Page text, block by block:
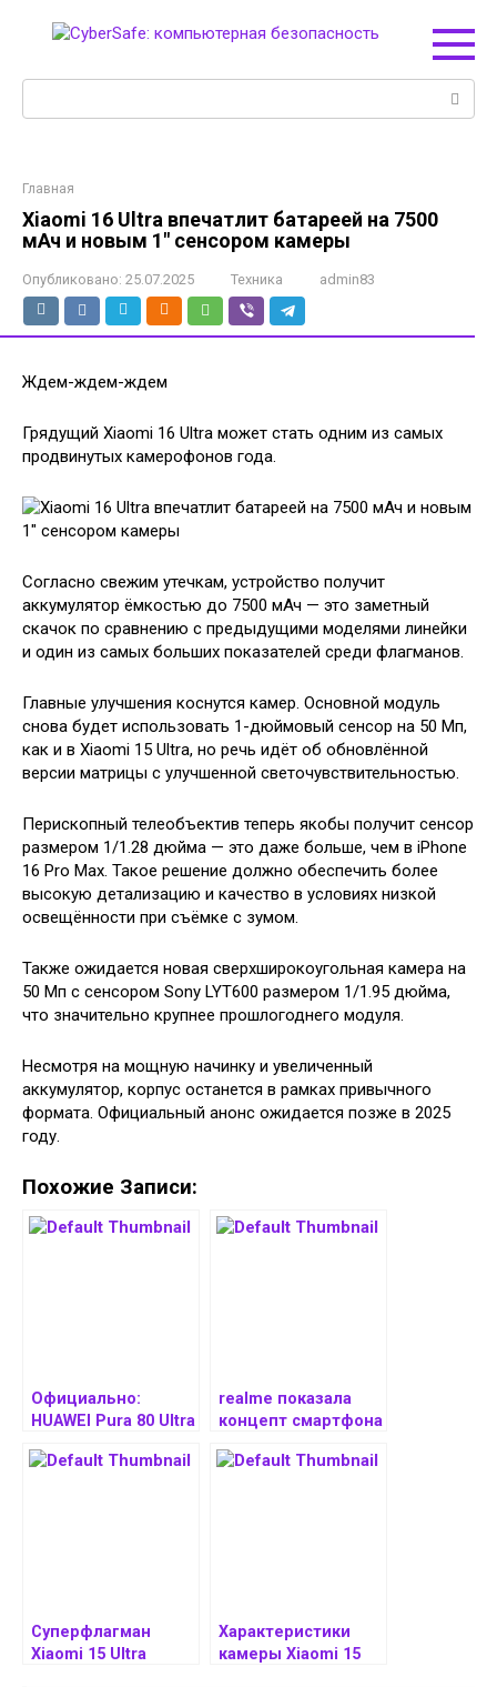
Главная
Xiaomi 16 Ultra впечатлит батареей на 7500
мАч и новым 1″ сенсором камеры
Опубликовано: 25.07.2025 Техника admin83
Ждем-ждем-ждем
Грядущий Xiaomi 16 Ultra может стать одним из самых
продвинутых камерофонов года.
Согласно свежим утечкам, устройство получит
аккумулятор ёмкостью до 7500 мАч — это заметный
скачок по сравнению с предыдущими моделями линейки
и один из самых больших показателей среди флагманов.
Главные улучшения коснутся камер. Основной модуль
снова будет использовать 1-дюймовый сенсор на 50 Мп,
как и в Xiaomi 15 Ultra, но речь идёт об обновлённой
версии матрицы с улучшенной светочувствительностью.
Перископный телеобъектив теперь якобы получит сенсор
размером 1/1.28 дюйма — это даже больше, чем в iPhone
16 Pro Max. Такое решение должно обеспечить более
высокую детализацию и качество в условиях низкой
освещённости при съёмке с зумом.
Также ожидается новая сверхширокоугольная камера на
50 Мп с сенсором Sony LYT600 размером 1/1.95 дюйма,
что значительно крупнее прошлогоднего модуля.
Несмотря на мощную начинку и увеличенный
аккумулятор, корпус останется в рамках привычного
формата. Официальный анонс ожидается позже в 2025
году.
Похожие Записи:
Официально:
HUAWEI Pura 80 Ultra
дюймовым
realme показала
концепт смартфона
мАч и тонким
Суперфлагман
Xiaomi 15 Ultra
Характеристики
камеры Xiaomi 15